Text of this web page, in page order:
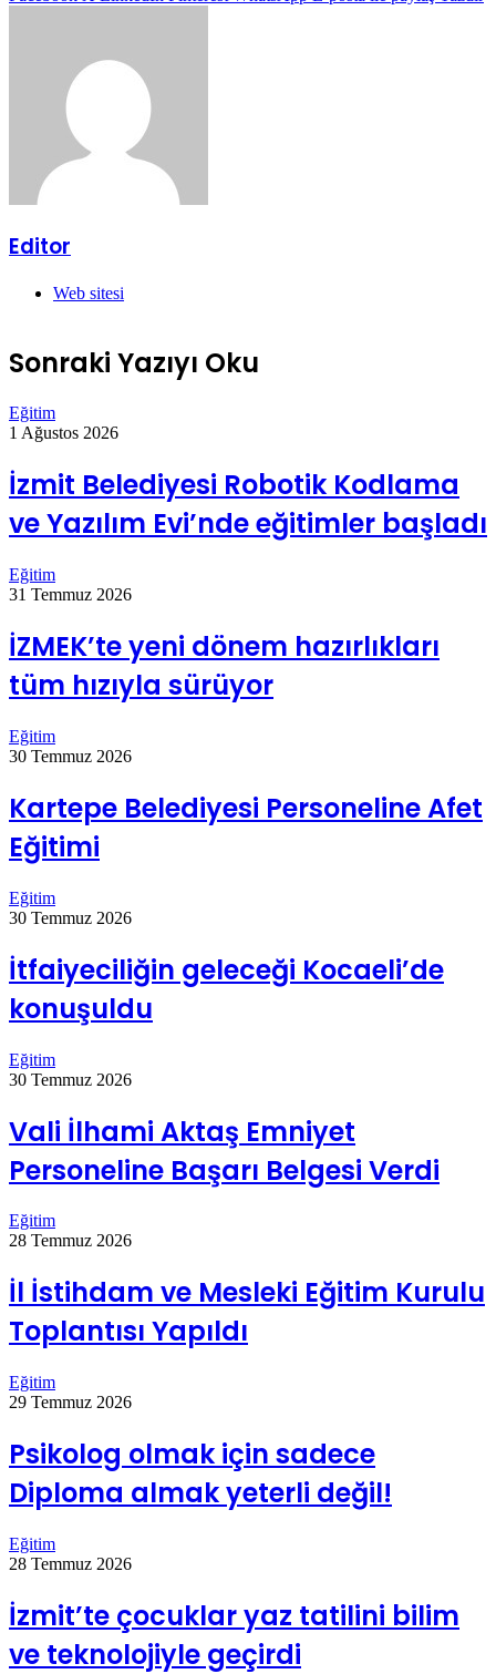
Editor
Web sitesi
Sonraki Yazıyı Oku
Eğitim
1 Ağustos 2026
İzmit Belediyesi Robotik Kodlama
ve Yazılım Evi’nde eğitimler başladı
Eğitim
31 Temmuz 2026
İZMEK’te yeni dönem hazırlıkları
tüm hızıyla sürüyor
Eğitim
30 Temmuz 2026
Kartepe Belediyesi Personeline Afet
Eğitimi
Eğitim
30 Temmuz 2026
İtfaiyeciliğin geleceği Kocaeli’de
konuşuldu
Eğitim
30 Temmuz 2026
Vali İlhami Aktaş Emniyet
Personeline Başarı Belgesi Verdi
Eğitim
28 Temmuz 2026
İl İstihdam ve Mesleki Eğitim Kurulu
Toplantısı Yapıldı
Eğitim
29 Temmuz 2026
Psikolog olmak için sadece
Diploma almak yeterli değil!
Eğitim
28 Temmuz 2026
İzmit’te çocuklar yaz tatilini bilim
ve teknolojiyle geçirdi